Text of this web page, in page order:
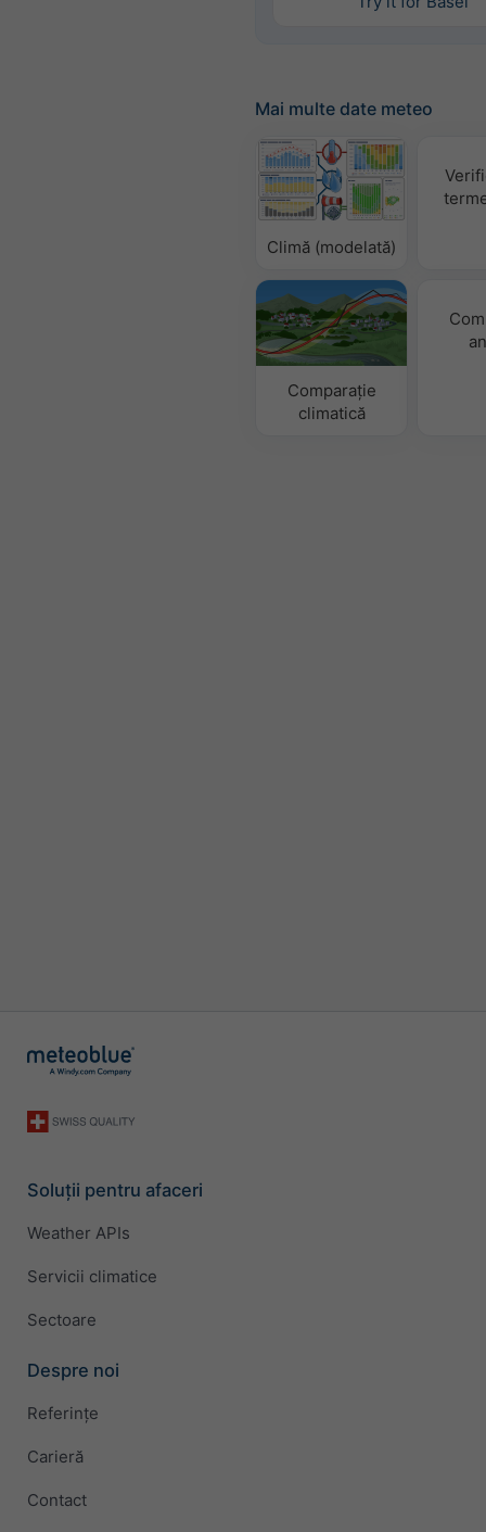
Mai multe date meteo
Climă (modelată)
Comparație
climatică
Soluții pentru afaceri
Weather APIs
Servicii climatice
Sectoare
Despre noi
Referințe
Carieră
Contact